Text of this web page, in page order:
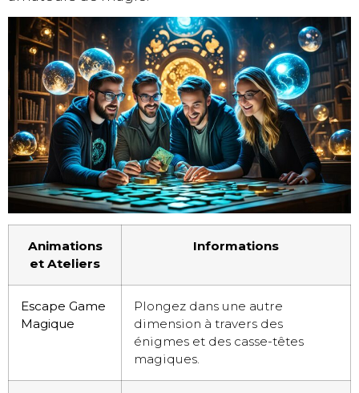
Animations
et Ateliers
Informations
Escape Game
Magique
Plongez dans une autre
dimension à travers des
énigmes et des casse-têtes
magiques.